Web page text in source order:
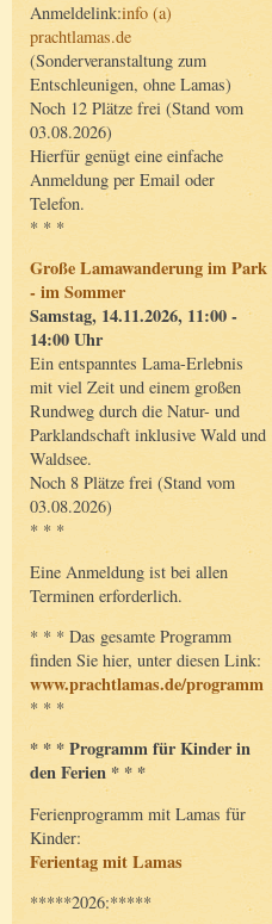
Anmeldelink:info (a)
prachtlamas.de
(Sonderveranstaltung zum
Entschleunigen, ohne Lamas)
Noch 12 Plätze frei (Stand vom
03.08.2026)
Hierfür genügt eine einfache
Anmeldung per Email oder
Telefon.
* * *
Große Lamawanderung im Park
- im Sommer
Samstag, 14.11.2026, 11:00 -
14:00 Uhr
Ein entspanntes Lama-Erlebnis
mit viel Zeit und einem großen
Rundweg durch die Natur- und
Parklandschaft inklusive Wald und
Waldsee.
Noch 8 Plätze frei (Stand vom
03.08.2026)
* * *
Eine Anmeldung ist bei allen
Terminen erforderlich.
* * * Das gesamte Programm
finden Sie hier, unter diesen Link:
www.prachtlamas.de/programm
* * *
* * * Programm für Kinder in
den Ferien * * *
Ferienprogramm mit Lamas für
Kinder:
Ferientag mit Lamas
*****2026:*****